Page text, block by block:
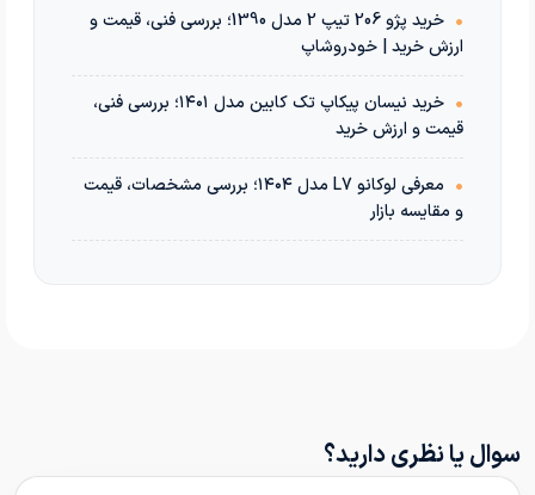
•
خرید پژو 206 تیپ 2 مدل 1390؛ بررسی فنی، قیمت و
ارزش خرید | خودروشاپ
•
خرید نیسان پیکاپ تک کابین مدل ۱۴۰۱؛ بررسی فنی،
قیمت و ارزش خرید
•
معرفی لوکانو L7 مدل ۱۴۰۴؛ بررسی مشخصات، قیمت
و مقایسه بازار
سوال یا نظری دارید؟